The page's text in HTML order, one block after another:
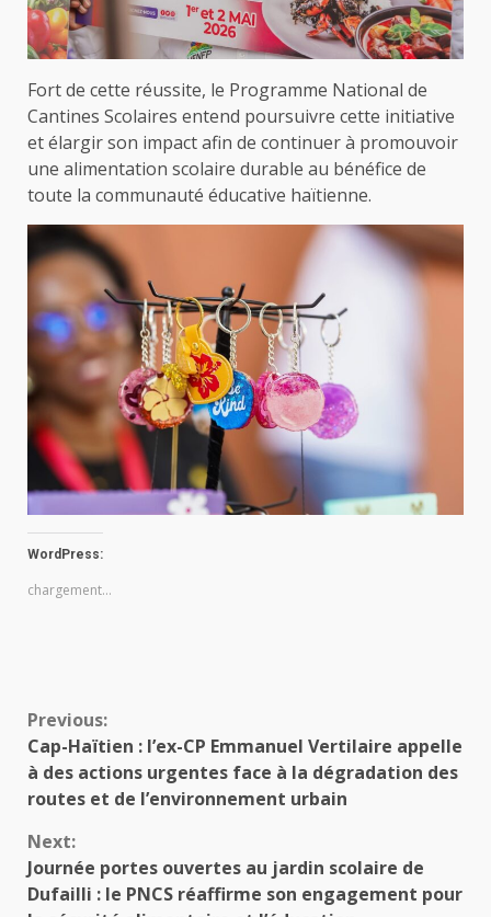
Fort de cette réussite, le Programme National de
Cantines Scolaires entend poursuivre cette initiative
et élargir son impact afin de continuer à promouvoir
une alimentation scolaire durable au bénéfice de
toute la communauté éducative haïtienne.
WordPress:
chargement…
Continue
Reading
Previous:
Cap-Haïtien : l’ex-CP Emmanuel Vertilaire appelle
à des actions urgentes face à la dégradation des
routes et de l’environnement urbain
Next:
Journée portes ouvertes au jardin scolaire de
Dufailli : le PNCS réaffirme son engagement pour